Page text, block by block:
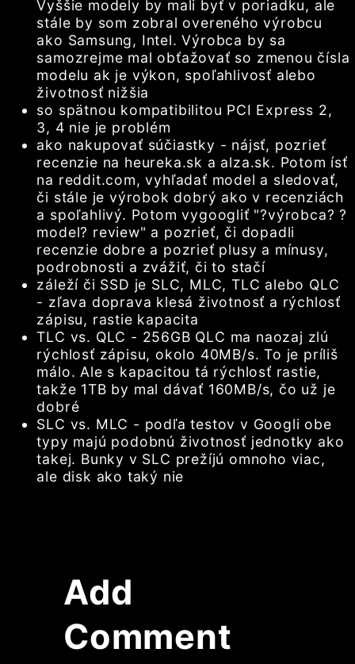
Vyššie modely by mali byť v poriadku, ale
stále by som zobral overeného výrobcu
ako Samsung, Intel. Výrobca by sa
samozrejme mal obťažovať so zmenou čísla
modelu ak je výkon, spoľahlivosť alebo
životnosť nižšia
so spätnou kompatibilitou PCI Express 2,
3, 4 nie je problém
ako nakupovať súčiastky - nájsť, pozrieť
recenzie na heureka.sk a alza.sk. Potom ísť
na reddit.com, vyhľadať model a sledovať,
či stále je výrobok dobrý ako v recenziách
a spoľahlivý. Potom vygoogliť "?výrobca? ?
model? review" a pozrieť, či dopadli
recenzie dobre a pozrieť plusy a mínusy,
podrobnosti a zvážiť, či to stačí
záleží či SSD je SLC, MLC, TLC alebo QLC
- zľava doprava klesá životnosť a rýchlosť
zápisu, rastie kapacita
TLC vs. QLC - 256GB QLC ma naozaj zlú
rýchlosť zápisu, okolo 40MB/s. To je príliš
málo. Ale s kapacitou tá rýchlosť rastie,
takže 1TB by mal dávať 160MB/s, čo už je
dobré
SLC vs. MLC - podľa testov v Googli obe
typy majú podobnú životnosť jednotky ako
takej. Bunky v SLC prežíjú omnoho viac,
ale disk ako taký nie
Add
Comment